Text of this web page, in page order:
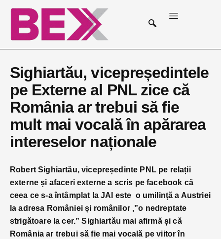
Sighiartău, vicepreședintele
pe Externe al PNL zice că
România ar trebui să fie
mult mai vocală în apărarea
intereselor naționale
Robert Sighiartău, vicepreședinte PNL pe relații
externe și afaceri externe a scris pe facebook că
ceea ce s-a întâmplat la JAI este o umilință a Austriei
la adresa României și românilor ,”o nedreptate
strigătoare la cer.” Sighiartău mai afirmă și că
România ar trebui să fie mai vocală pe viitor în